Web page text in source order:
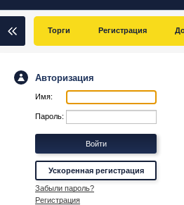
Торги Регистрация
Авторизация
Имя:
Пароль:
Ускоренная регистрация
Забыли пароль?
Регистрация